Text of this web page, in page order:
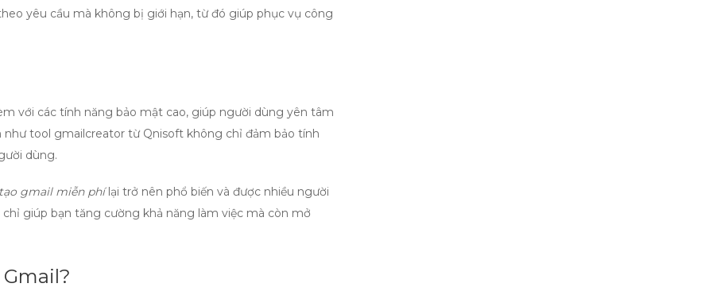
yêu cầu mà không bị giới hạn, từ đó giúp phục vụ công
với các tính năng bảo mật cao, giúp người dùng yên tâm
tool gmailcreator từ Qnisoft không chỉ đảm bảo tính
dùng.
gmail miễn phílại trở nên phổ biến và được nhiều người
giúp bạn tăng cường khả năng làm việc mà còn mở